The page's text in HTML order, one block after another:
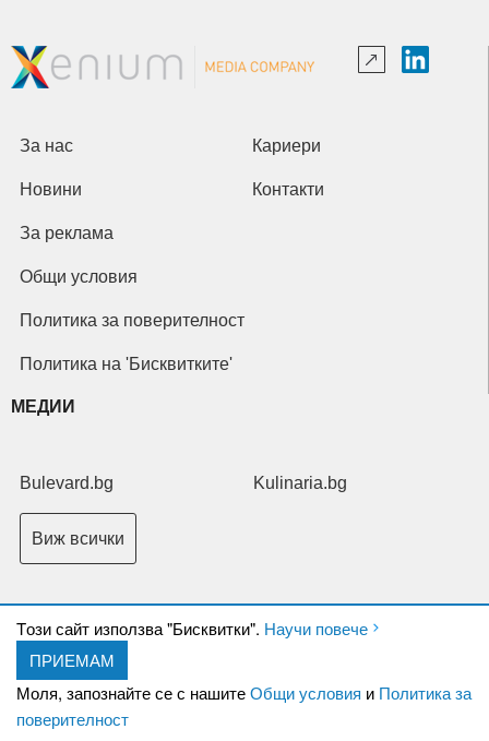
Tози сайт използва "Бисквитки". Научи повече
ПРИЕМАМ
Моля, запознайте се с нашитеОбщи условия и Политика за
поверителност
За нас Кариери
Новини Контакти
За реклама
Общи условия
Политика за поверителност
Политика на 'Бисквитките'
МЕДИИ
Bulevard.bg Kulinaria.bg
Виж всички
Copyright © 2026 Ксениум ООД. Всички права запазени.
XeniumCompany.com